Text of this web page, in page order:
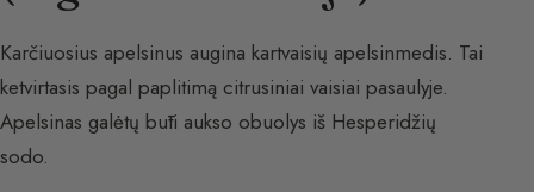
Karčiuosius apelsinus augina kartvaisių apelsinmedis. Tai
ketvirtasis pagal paplitimą citrusiniai vaisiai pasaulyje.
Apelsinas galėtų būti aukso obuolys iš Hesperidžių
sodo.